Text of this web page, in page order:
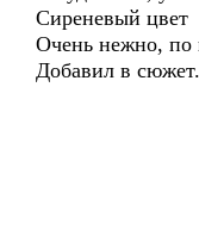
Сиреневый цвет
Очень нежно, по
Добавил в